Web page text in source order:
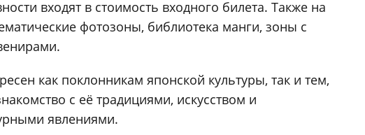
входят в стоимость входного билета. Также на
фотозоны, библиотека манги, зоны с
как поклонникам японской культуры, так и тем,
с её традициями, искусством и
явлениями.